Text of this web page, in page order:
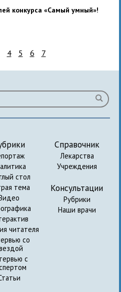
конкурса «Самый умный»!
4 5 6 7
стол
тема
читателя
со
с
Справочник
Лекарства
Учреждения
Консультации
Рубрики
Наши врачи